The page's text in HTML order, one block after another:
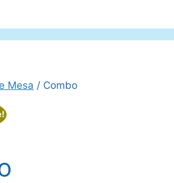
Mesa / Combo